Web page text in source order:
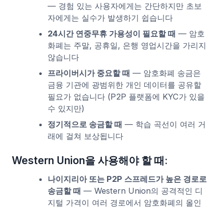
— 경험 있는 사용자에게는 간단하지만 초보
자에게는 실수가 발생하기 쉽습니다
24시간 연중무휴 가용성이 필요할 때 — 암호
화폐는 주말, 공휴일, 은행 영업시간을 가리지
않습니다
프라이버시가 중요할 때 — 암호화폐 송금은
금융 기관에 광범위한 개인 데이터를 공유할
필요가 없습니다 (P2P 플랫폼에 KYC가 있을
수 있지만)
정기적으로 송금할 때 — 학습 곡선이 여러 거
래에 걸쳐 보상됩니다
Western Union을 사용해야 할 때:
나이지리아 또는 P2P 스프레드가 높은 경로로
송금할 때 — Western Union의 공격적인 디
지털 가격이 여러 경로에서 암호화폐의 올인